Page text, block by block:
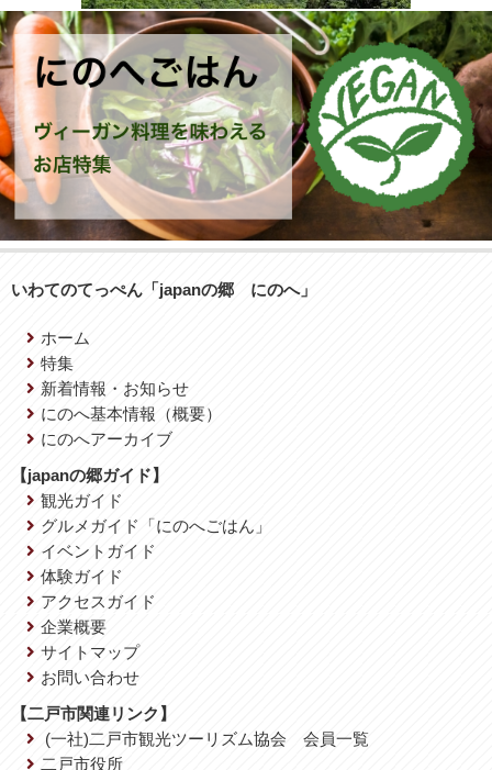
いわてのてっぺん「japanの郷 にのへ」
ホーム
特集
新着情報・お知らせ
にのへ基本情報（概要）
にのへアーカイブ
【japanの郷ガイド】
観光ガイド
グルメガイド「にのへごはん」
イベントガイド
体験ガイド
アクセスガイド
企業概要
サイトマップ
お問い合わせ
【二戸市関連リンク】
(一社)二戸市観光ツーリズム協会 会員一覧
二戸市役所